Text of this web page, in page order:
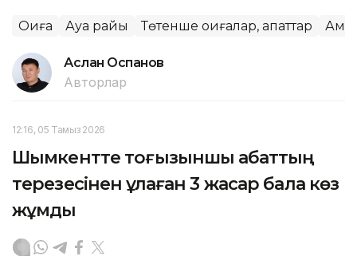
Оқиға Ауа райы Төтенше оқиғалар, апаттар
Аслан Оспанов
Авторлар
12:16, 05 Тамыз 2026
Шымкентте тоғызыншы қабаттың
терезесінен құлаған 3 жасар бала көз
жұмды